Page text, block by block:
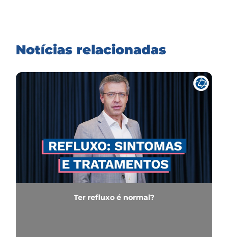
Notícias relacionadas
Ter refluxo é normal?